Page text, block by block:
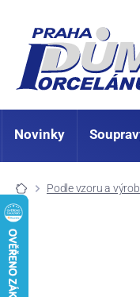
Novinky
Podle vzoru a